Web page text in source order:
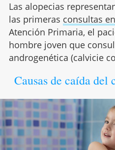
Las alopecias
las primeras consultas
Atención Primaria, el
hombre joven que
androgenética (calvicie
Causas de caída del